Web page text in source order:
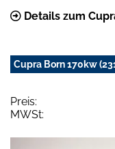
Details zum
Cupra Born 170kw
Preis:
MWSt: